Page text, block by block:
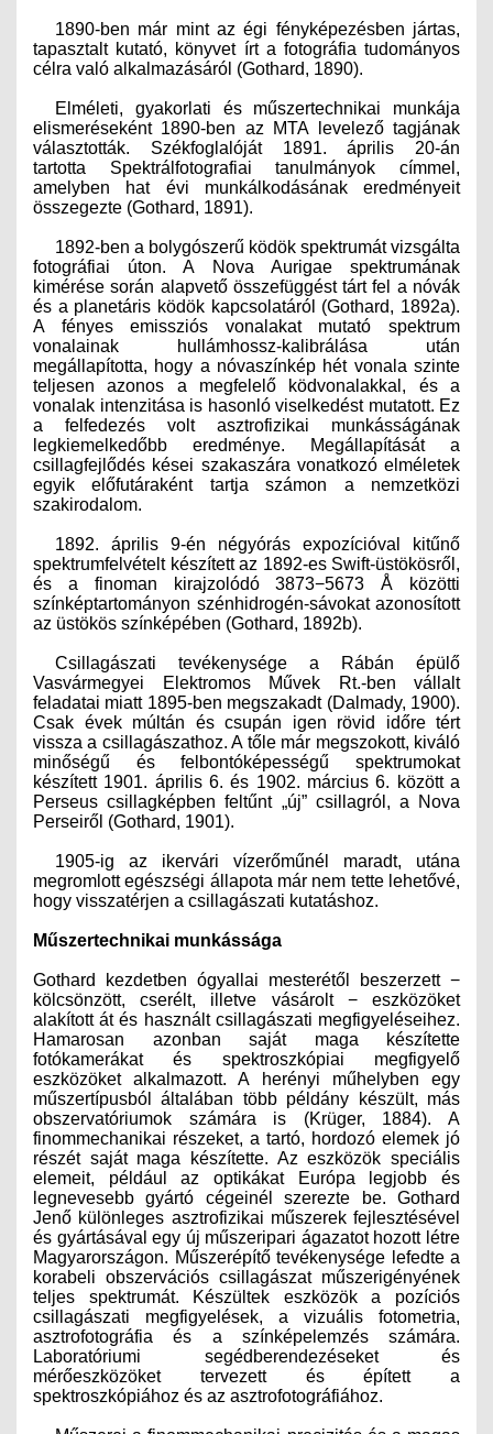
1890-ben már mint az égi fényképezésben jártas,
tapasztalt kutató, könyvet írt a fotográfia tudományos
célra való alkalmazásáról (Gothard, 1890).
Elméleti, gyakorlati és műszertechnikai munkája
elismeréseként 1890-ben az MTA levelező tagjának
választották. Székfoglalóját 1891. április 20-án
tartotta Spektrálfotografiai tanulmányok címmel,
amelyben hat évi munkálkodásának eredményeit
összegezte (Gothard, 1891).
1892-ben a bolygószerű ködök spektrumát vizsgálta
fotográfiai úton. A Nova Aurigae spektrumának
kimérése során alapvető összefüggést tárt fel a nóvák
és a planetáris ködök kapcsolatáról (Gothard, 1892a).
A fényes emissziós vonalakat mutató spektrum
vonalainak hullámhossz-kalibrálása után
megállapította, hogy a nóvaszínkép hét vonala szinte
teljesen azonos a megfelelő ködvonalakkal, és a
vonalak intenzitása is hasonló viselkedést mutatott. Ez
a felfedezés volt asztrofizikai munkásságának
legkiemelkedőbb eredménye. Megállapítását a
csillagfejlődés kései szakaszára vonatkozó elméletek
egyik előfutáraként tartja számon a nemzetközi
szakirodalom.
1892. április 9-én négyórás expozícióval kitűnő
spektrumfelvételt készített az 1892-es Swift-üstökösről,
és a finoman kirajzolódó 3873−5673 Å közötti
színképtartományon szénhidrogén-sávokat azonosított
az üstökös színképében (Gothard, 1892b).
Csillagászati tevékenysége a Rábán épülő
Vasvármegyei Elektromos Művek Rt.-ben vállalt
feladatai miatt 1895-ben megszakadt (Dalmady, 1900).
Csak évek múltán és csupán igen rövid időre tért
vissza a csillagászathoz. A tőle már megszokott, kiváló
minőségű és felbontóképességű spektrumokat
készített 1901. április 6. és 1902. március 6. között a
Perseus csillagképben feltűnt „új” csillagról, a Nova
Perseiről (Gothard, 1901).
1905-ig az ikervári vízerőműnél maradt, utána
megromlott egészségi állapota már nem tette lehetővé,
hogy visszatérjen a csillagászati kutatáshoz.
Műszertechnikai munkássága
Gothard kezdetben ógyallai mesterétől beszerzett −
kölcsönzött, cserélt, illetve vásárolt − eszközöket
alakított át és használt csillagászati megfigyeléseihez.
Hamarosan azonban saját maga készítette
fotókamerákat és spektroszkópiai megfigyelő
eszközöket alkalmazott. A herényi műhelyben egy
műszertípusból általában több példány készült, más
obszervatóriumok számára is (Krüger, 1884). A
finommechanikai részeket, a tartó, hordozó elemek jó
részét saját maga készítette. Az eszközök speciális
elemeit, például az optikákat Európa legjobb és
legnevesebb gyártó cégeinél szerezte be. Gothard
Jenő különleges asztrofizikai műszerek fejlesztésével
és gyártásával egy új műszeripari ágazatot hozott létre
Magyarországon. Műszerépítő tevékenysége lefedte a
korabeli obszervációs csillagászat műszerigényének
teljes spektrumát. Készültek eszközök a pozíciós
csillagászati megfigyelések, a vizuális fotometria,
asztrofotográfia és a színképelemzés számára.
Laboratóriumi segédberendezéseket és
mérőeszközöket tervezett és épített a
spektroszkópiához és az asztrofotográfiához.